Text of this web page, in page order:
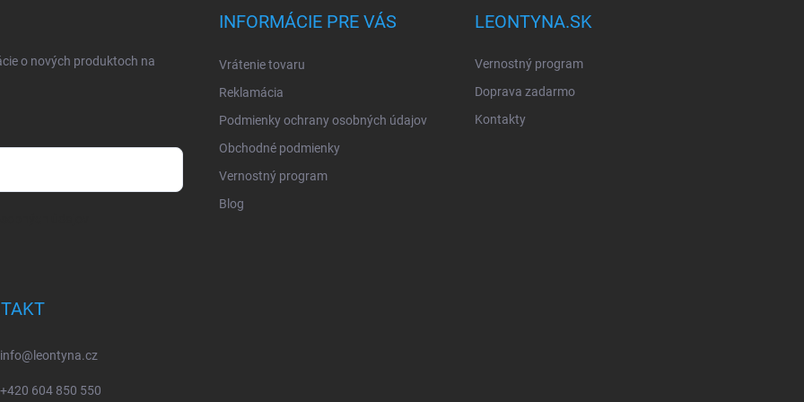
o nových produktoch na
INFORMÁCIE PRE VÁS
Vrátenie tovaru
Reklamácia
Podmienky ochrany osobných údajov
Obchodné podmienky
Vernostný program
Blog
LEONTYNA.SK
Vernostný program
Doprava zadarmo
Kontakty
info@ leontyna.cz
+420 604 850 550